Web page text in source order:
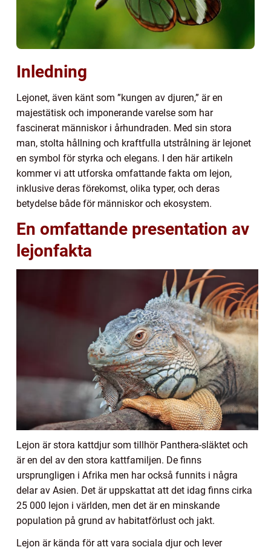
Inledning
Lejonet, även känt som ”kungen av djuren,” är en
majestätisk och imponerande varelse som har
fascinerat människor i århundraden. Med sin stora
man, stolta hållning och kraftfulla utstrålning är lejonet
en symbol för styrka och elegans. I den här artikeln
kommer vi att utforska omfattande fakta om lejon,
inklusive deras förekomst, olika typer, och deras
betydelse både för människor och ekosystem.
En omfattande presentation av
lejonfakta
Lejon är stora kattdjur som tillhör Panthera-släktet och
är en del av den stora kattfamiljen. De finns
ursprungligen i Afrika men har också funnits i några
delar av Asien. Det är uppskattat att det idag finns cirka
25 000 lejon i världen, men det är en minskande
population på grund av habitatförlust och jakt.
Lejon är kända för att vara sociala djur och lever